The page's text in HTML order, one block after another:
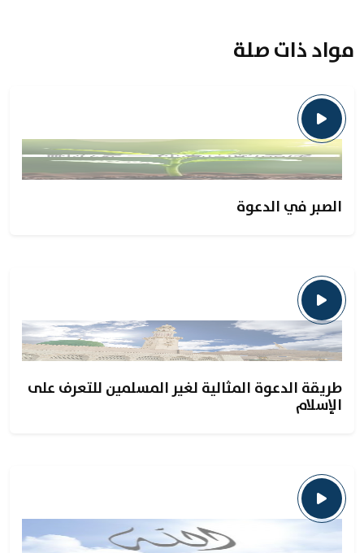
مواد ذات صلة
الصبر في الدعوة
طريقة الدعوة المثالية لغير المسلمين للتعرف على
الإسلام